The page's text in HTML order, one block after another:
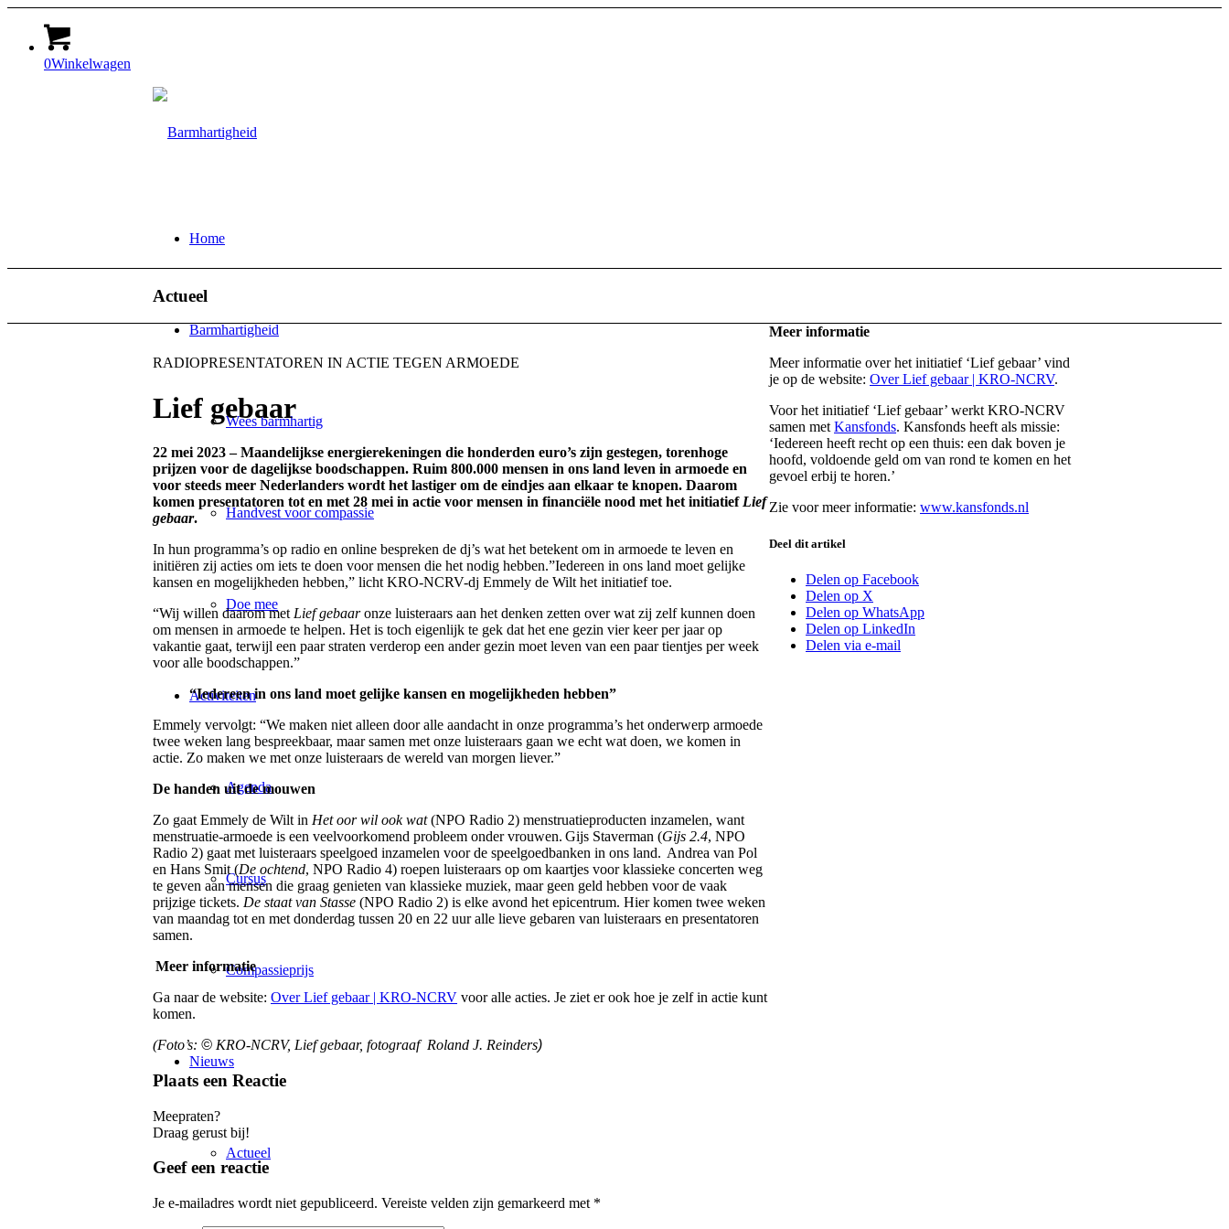
0Winkelwagen
Home
Barmhartigheid
Wees barmhartig
Handvest voor compassie
Doe mee
Activiteiten
Agenda
Cursus
Compassieprijs
Nieuws
Actueel
Actueel
RADIOPRESENTATOREN IN ACTIE TEGEN ARMOEDE
Lief gebaar
22 mei 2023 – Maandelijkse energierekeningen die honderden euro’s zijn gestegen, torenhoge
prijzen voor de dagelijkse boodschappen. Ruim 800.000 mensen in ons land leven in armoede en
voor steeds meer Nederlanders wordt het lastiger om de eindjes aan elkaar te knopen. Daarom
komen presentatoren tot en met 28 mei in actie voor mensen in financiële nood met het initiatief Lief
gebaar.
In hun programma’s op radio en online bespreken de dj’s wat het betekent om in armoede te leven en
initiëren zij acties om iets te doen voor mensen die het nodig hebben.”Iedereen in ons land moet gelijke
kansen en mogelijkheden hebben,” licht KRO-NCRV-dj Emmely de Wilt het initiatief toe.
“Wij willen daarom met Lief gebaaronze luisteraars aan het denken zetten over wat zij zelf kunnen doen
om mensen in armoede te helpen. Het is toch eigenlijk te gek dat het ene gezin vier keer per jaar op
vakantie gaat, terwijl een paar straten verderop een ander gezin moet leven van een paar tientjes per week
voor alle boodschappen.”
“Iedereen in ons land moet gelijke kansen en mogelijkheden hebben”
Emmely vervolgt: “We maken niet alleen door alle aandacht in onze programma’s het onderwerp armoede
twee weken lang bespreekbaar, maar samen met onze luisteraars gaan we echt wat doen, we komen in
actie. Zo maken we met onze luisteraars de wereld van morgen liever.”
De handen uit de mouwen
Zo gaat Emmely de Wilt in Het oor wil ook wat(NPO Radio 2) menstruatieproducten inzamelen, want
menstruatie-armoede is een veelvoorkomend probleem onder vrouwen. Gijs Staverman (Gijs 2.4, NPO
Radio 2) gaat met luisteraars speelgoed inzamelen voor de speelgoedbanken in ons land. Andrea van Pol
en Hans Smit (De ochtend, NPO Radio 4) roepen luisteraars op om kaartjes voor klassieke concerten weg
te geven aan mensen die graag genieten van klassieke muziek, maar geen geld hebben voor de vaak
prijzige tickets. De staat van Stasse (NPO Radio 2) is elke avond het epicentrum. Hier komen twee weken
van maandag tot en met donderdag tussen 20 en 22 uur alle lieve gebaren van luisteraars en presentatoren
samen.
Meer informatie
Ga naar de website: Over Lief gebaar | KRO-NCRV voor alle acties. Je ziet er ook hoe je zelf in actie kunt
komen.
(Foto’s: © KRO-NCRV, Lief gebaar, fotograaf Roland J. Reinders)
Plaats een Reactie
Meepraten?
Draag gerust bij!
Geef een reactie
Je e-mailadres wordt niet gepubliceerd. Vereiste velden zijn gemarkeerd met *
Meer informatie
Meer informatie over het initiatief ‘Lief gebaar’ vind
je op de website: Over Lief gebaar | KRO-NCRV.
Voor het initiatief ‘Lief gebaar’ werkt KRO-NCRV
samen metKansfonds. Kansfonds heeft als missie:
‘Iedereen heeft recht op een thuis: een dak boven je
hoofd, voldoende geld om van rond te komen en het
gevoel erbij te horen.’
Zie voor meer informatie: www.kansfonds.nl
Deel dit artikel
Delen op Facebook
Delen op X
Delen op WhatsApp
Delen op LinkedIn
Delen via e-mail